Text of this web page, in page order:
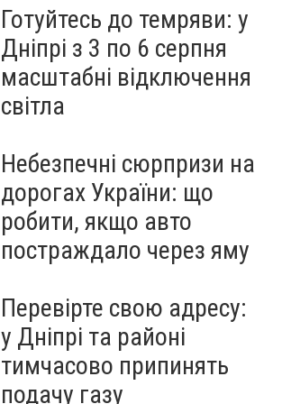
Готуйтесь до темряви: у
Дніпрі з 3 по 6 серпня
масштабні відключення
світла
Небезпечні сюрпризи на
дорогах України: що
робити, якщо авто
постраждало через яму
Перевірте свою адресу:
у Дніпрі та районі
тимчасово припинять
подачу газу